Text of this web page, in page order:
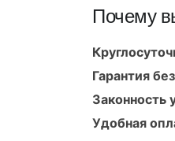
Почему
Гарантия
Законность
Удобная